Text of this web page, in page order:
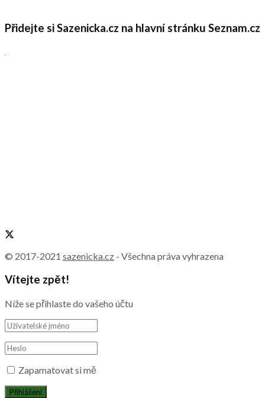
Přidejte si Sazenicka.cz na hlavní stránku Seznam.cz
© 2017-2021 sazenicka.cz - Všechna práva vyhrazena
Vítejte zpět!
Níže se přihlaste do vašeho účtu
Zapamatovat si mě